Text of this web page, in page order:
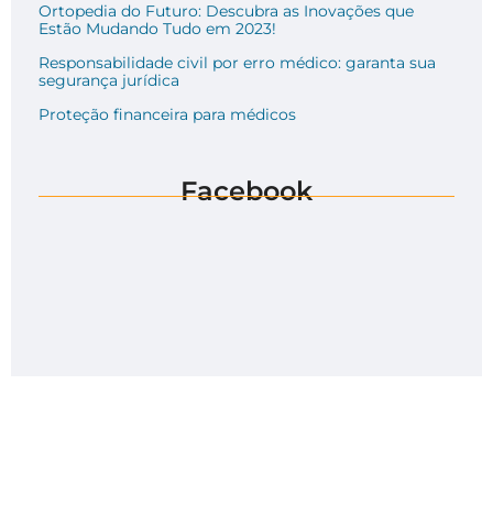
Ortopedia do Futuro: Descubra as Inovações que
Estão Mudando Tudo em 2023!
Responsabilidade civil por erro médico: garanta sua
segurança jurídica
Proteção financeira para médicos
Facebook